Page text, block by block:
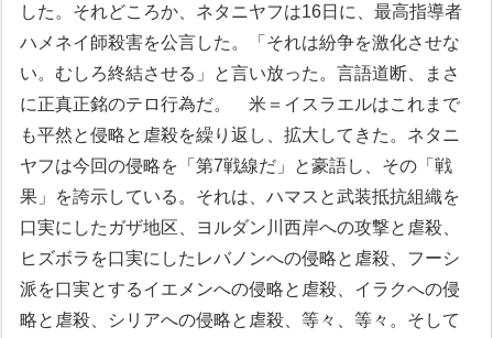
した。それどころか、ネタニヤフは16日に、最高指導者
ハメネイ師殺害を公言した。「それは紛争を激化させな
い。むしろ終結させる」と言い放った。言語道断、まさ
に正真正銘のテロ行為だ。
米＝イスラエルはこれまで
も平然と侵略と虐殺を繰り返し、拡大してきた。ネタニ
ヤフは今回の侵略を「第7戦線だ」と豪語し、その「戦
果」を誇示している。それは、ハマスと武装抵抗組織を
口実にしたガザ地区、ヨルダン川西岸への攻撃と虐殺、
ヒズボラを口実にしたレバノンへの侵略と虐殺、フーシ
派を口実とするイエメンへの侵略と虐殺、イラクへの侵
略と虐殺、シリアへの侵略と虐殺、等々、等々。そして